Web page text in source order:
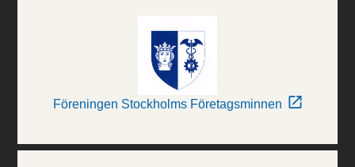
Föreningen Stockholms Företagsminnen